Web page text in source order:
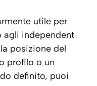
utile per
agli independent
posizione del
profilo o un
definito, puoi